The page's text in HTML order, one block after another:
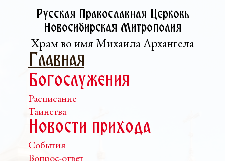
Русская Православная Церковь­
Новосибирская Митрополия
Храм во имя Михаила Архангела
Главная
Богослужения
Расписание
Таинства
Новости прихода
События
Вопрос-ответ